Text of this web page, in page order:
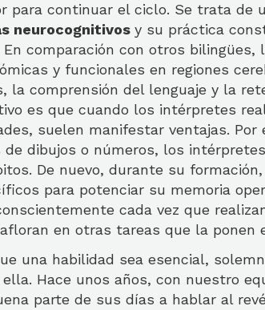
para continuar el ciclo. Se trata de
neurocognitivos y su práctica
comparación con otros bilingües,
y funcionales en regiones
la comprensión del lenguaje y la
es que cuando los intérpretes
suelen manifestar ventajas. Por
de dibujos o números, los
De nuevo, durante su
para potenciar su memoria
cada vez que
en otras tareas que la ponen
una habilidad sea esencial,
Hace unos años, con nuestro
parte de sus días a hablar al